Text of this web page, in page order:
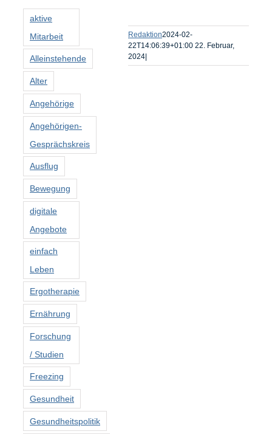
Kontakt
Redaktion2024-02-
22T14:06:39+01:00 22. Februar,
2024
aktive
Mitarbeit
Alleinstehende
Alter
Angehörige
Angehörigen-
Gesprächskreis
Ausflug
Bewegung
digitale
Angebote
einfach
Leben
Ergotherapie
Ernährung
Forschung
/ Studien
Freezing
Gesundheit
Gesundheitspolitik